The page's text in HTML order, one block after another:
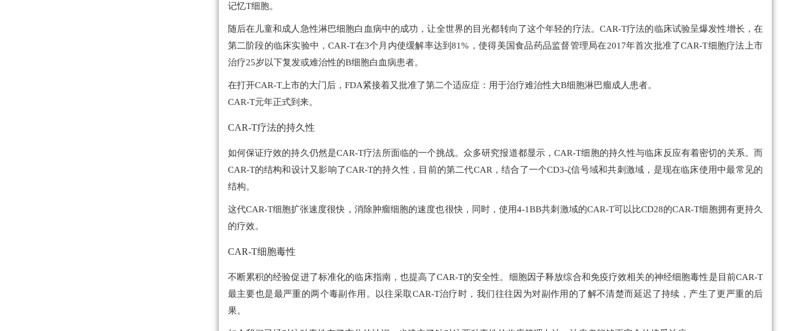
记忆T细胞。
随后在儿童和成人急性淋巴细胞白血病中的成功，让全世界的目光都转向了这个年轻的疗法。CAR-T疗法的临床试验呈爆发性增长，在
第二阶段的临床实验中，CAR-T在3个月内使缓解率达到81%，使得美国食品药品监督管理局在2017年首次批准了CAR-T细胞疗法上市
治疗25岁以下复发或难治性的B细胞白血病患者。
在打开CAR-T上市的大门后，FDA紧接着又批准了第二个适应症：用于治疗难治性大B细胞淋巴瘤成人患者。
CAR-T元年正式到来。
CAR-T疗法的持久性
如何保证疗效的持久仍然是CAR-T疗法所面临的一个挑战。众多研究报道都显示，CAR-T细胞的持久性与临床反应有着密切的关系。而
CAR-T的结构和设计又影响了CAR-T的持久性，目前的第二代CAR，结合了一个CD3-ζ信号域和共刺激域，是现在临床使用中最常见的
结构。
这代CAR-T细胞扩张速度很快，消除肿瘤细胞的速度也很快，同时，使用4-1BB共刺激域的CAR-T可以比CD28的CAR-T细胞拥有更持久
的疗效。
CAR-T细胞毒性
不断累积的经验促进了标准化的临床指南，也提高了CAR-T的安全性。细胞因子释放综合和免疫疗效相关的神经细胞毒性是目前CAR-T
最主要也是最严重的两个毒副作用。以往采取CAR-T治疗时，我们往往因为对副作用的了解不清楚而延迟了持续，产生了更严重的后
果。